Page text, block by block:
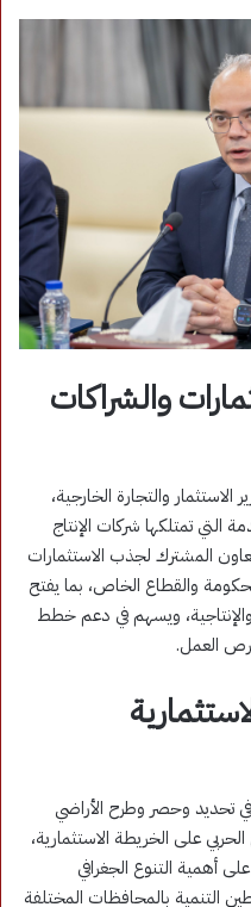
والشراكات
والتجارة الخارجية،
التي تمتلكها شركات الإنتاج
المشترك لجذب الاستثمارات
والقطاع الخاص، بما يفتح
والإنتاجية، ويسهم في دعم خطط
العمل.
في تحديد وحصر وطرح الأراضي
الحربي على الخريطة الاستثمارية،
أهمية التنوع الجغرافي
التنمية بالمحافظات المختلفة